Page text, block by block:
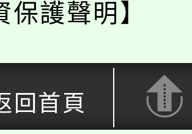
保護聲明】
回首頁